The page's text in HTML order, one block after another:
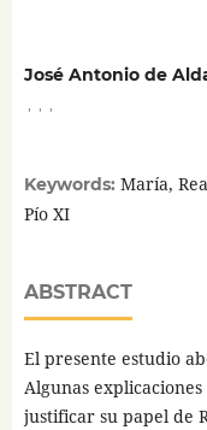
José Antonio de
Keywords: María,
Pío XI
ABSTRACT
El presente estudio
Algunas
justificar su papel de